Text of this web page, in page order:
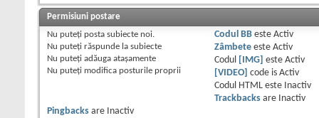
Permisiuni postare
Nu puteţi posta subiecte noi.
Nu puteţi răspunde la subiecte
Nu puteţi adăuga ataşamente
Nu puteţi modifica posturile proprii
Codul BBeste Activ
Zâmbeteeste Activ
Codul
[IMG] este Activ
[VIDEO] code is Activ
Codul HTML este
Inactiv
Trackbacksare
Inactiv
Pingbacks are
Inactiv